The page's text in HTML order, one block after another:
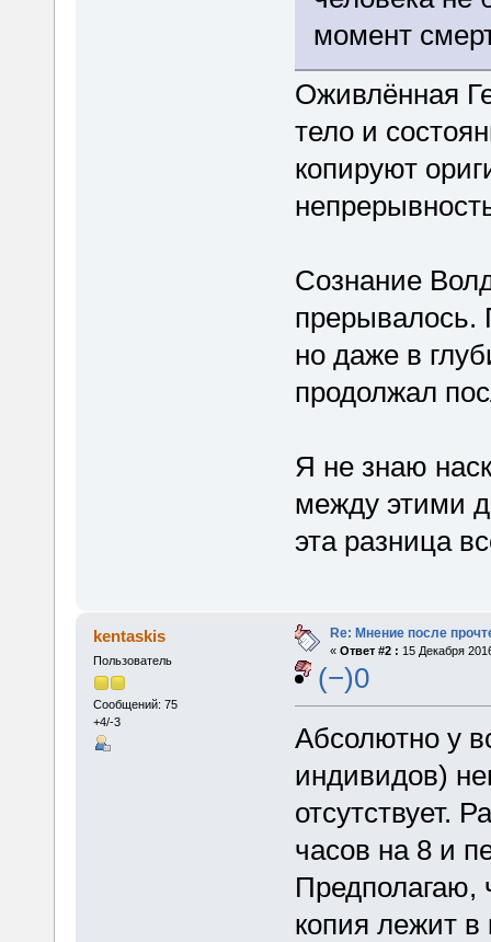
момент
Оживлённая
тело и
копируют
Сознание
прерывалось.
но даже в
продолжал
Я не знаю
между этими
эта разница
kentaskis
Пользователь
Сообщений: 75
+4/-3
Re: Мнение после
« Ответ #2 : 15 Декабря
(−)0
Абсолютно у
индивидов)
отсутствует.
часов на 8 и
Предполагаю,
копия лежит в